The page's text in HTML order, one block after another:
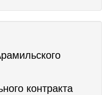
контракта